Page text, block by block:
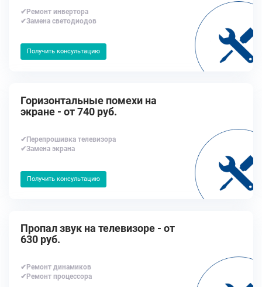
✔Ремонт инвертора
✔Замена светодиодов
Получить консультацию
Горизонтальные помехи на
экране - от 740 руб.
✔Перепрошивка телевизора
✔Замена экрана
Получить консультацию
Пропал звук на телевизоре - от
630 руб.
✔Ремонт динамиков
✔Ремонт процессора